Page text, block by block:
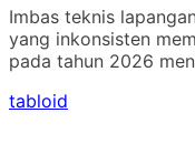
Imbas teknis
yang inkonsisten
pada tahun 2026
tabloid